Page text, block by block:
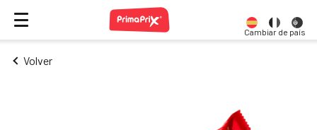
Cambiar de país
Volver